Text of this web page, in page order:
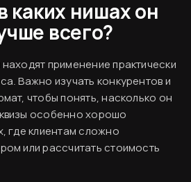
каких нишах он
всего?
применение практически
Важно изучать конкурентов и
чтобы понять, насколько он
особенно хорошо
где клиентам сложно
или рассчитать стоимость